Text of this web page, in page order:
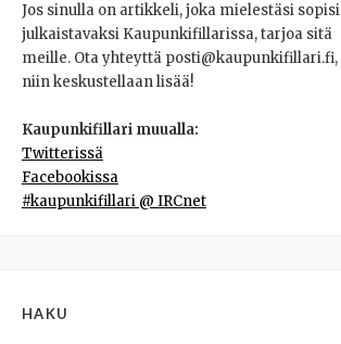
Jos sinulla on artikkeli, joka mielestäsi sopisi
julkaistavaksi Kaupunkifillarissa, tarjoa sitä
meille. Ota yhteyttä posti@kaupunkifillari.fi,
niin keskustellaan lisää!
Kaupunkifillari muualla:
Twitterissä
Facebookissa
#kaupunkifillari @ IRCnet
HAKU